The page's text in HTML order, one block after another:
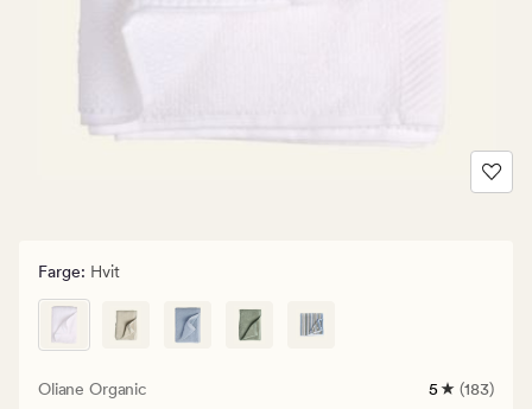
Farge: Hvit
Oliane Organic
183
5 (183)